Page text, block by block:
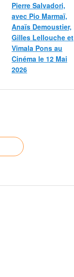
Pierre Salvadori,
avec Pio Marmaï,
Anaïs Demoustier,
Gilles Lellouche et
Vimala Pons au
Cinéma le 12 Mai
2026